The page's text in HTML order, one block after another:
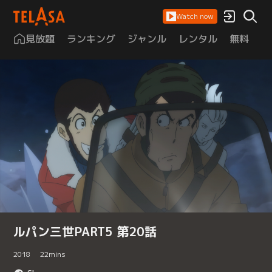
Watch now
見放題 ランキング ジャンル レンタル 無料
ルパン三世PART5 第20話
2018 22mins